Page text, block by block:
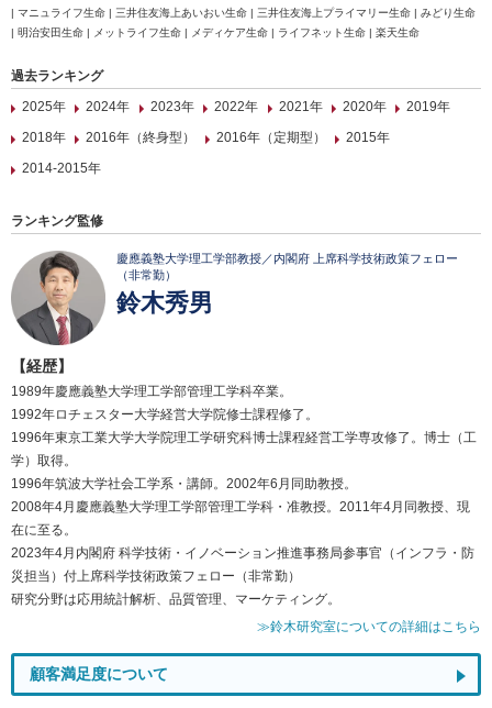
| マニュライフ生命 | 三井住友海上あいおい生命 | 三井住友海上プライマリー生命 | みどり生命
| 明治安田生命 | メットライフ生命 | メディケア生命 | ライフネット生命 | 楽天生命
過去ランキング
2025年
2024年 2023年 2022年 2021年 2020年
2019年
2018年
2016年（終身型） 2016年（定期型）
2015年
2014-2015年
ランキング監修
慶應義塾大学理工学部教授／内閣府 上席科学技術政策フェロー
（非常勤）
鈴木秀男
【経歴】
1989年慶應義塾大学理工学部管理工学科卒業。
1992年ロチェスター大学経営大学院修士課程修了。
1996年東京工業大学大学院理工学研究科博士課程経営工学専攻修了。博士（工
学）取得。
1996年筑波大学社会工学系・講師。2002年6月同助教授。
2008年4月慶應義塾大学理工学部管理工学科・准教授。2011年4月同教授、現
在に至る。
2023年4月内閣府 科学技術・イノベーション推進事務局参事官（インフラ・防
災担当）付上席科学技術政策フェロー（非常勤）
研究分野は応用統計解析、品質管理、マーケティング。
≫鈴木研究室についての詳細はこちら
顧客満足度について